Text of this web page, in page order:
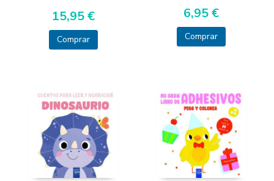
15,95 €
Comprar
6,95 €
Comprar